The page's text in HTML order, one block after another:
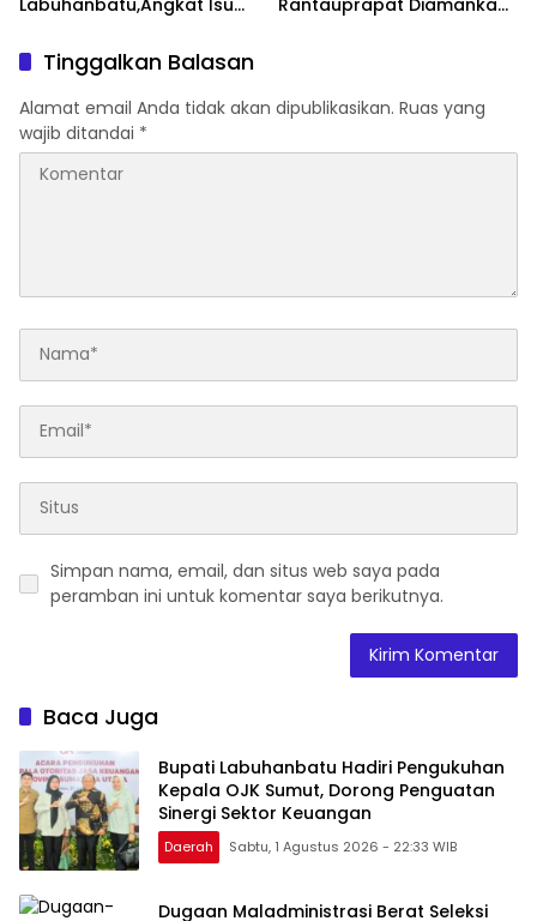
Hiburan Malam
Tinggalkan Balasan
Alamat email Anda tidak akan dipublikasikan. Ruas yang
wajib ditandai *
Simpan nama, email, dan situs web saya pada
peramban ini untuk komentar saya berikutnya.
Baca Juga
Bupati Labuhanbatu Hadiri Pengukuhan
Kepala OJK Sumut, Dorong Penguatan
Sinergi Sektor Keuangan
Daerah Sabtu, 1 Agustus 2026 - 22:33 WIB
Dugaan Maladministrasi Berat Seleksi